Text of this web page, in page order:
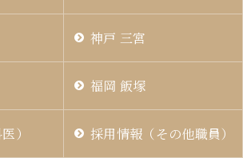
神戸 三宮
福岡 飯塚
） 採用情報（その他職員）